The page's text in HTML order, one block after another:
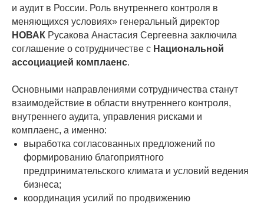
и аудит в России. Роль внутреннего контроля в
меняющихся условиях» генеральный директор
НОВАК Русакова Анастасия Сергеевна заключила
соглашение о сотрудничестве с Национальной
ассоциацией комплаенс.
Основными направлениями сотрудничества станут
взаимодействие в области внутреннего контроля,
внутреннего аудита, управления рисками и
комплаенс, а именно:
выработка согласованных предложений по
формированию благоприятного
предпринимательского климата и условий ведения
бизнеса;
координация усилий по продвижению